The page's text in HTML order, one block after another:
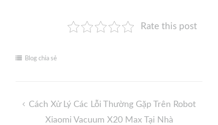
Rate this post
Blog chia sẻ
Điều
hướng
Cách Xử Lý Các Lỗi Thường Gặp Trên Robot
Xiaomi Vacuum X20 Max Tại Nhà